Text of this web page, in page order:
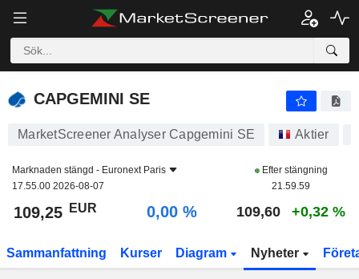
CAPGEMINI SE
CAPGEMINI SE
MarketScreener Analyser Capgemini SE Aktier
Marknaden stängd - Euronext Paris
17.55.00 2026-08-07
Efter stängning
21.59.59
109,25 EUR 0,00 % 109,60 +0,32 %
Sammanfattning Kurser Diagram Nyheter